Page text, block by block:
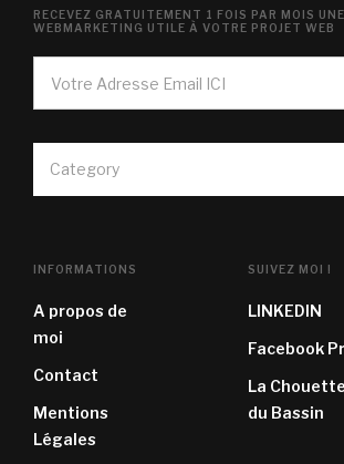
Category
RECEVEZ GRATUITEMENT 1 FOIS PAR MOIS
WEBMARKETING UTILE À VOTRE PROJET WEB
INFORMATIONS
A propos de
moi
Contact
Mentions
Légales
SUIVEZ MOI !
LINKEDIN
Facebook
La Chouette
du Bassin